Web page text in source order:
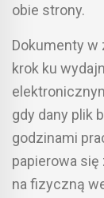
obie strony.
Dokumenty
krok ku
gdy dany plik
godzinami
papierowa
na fizyczną